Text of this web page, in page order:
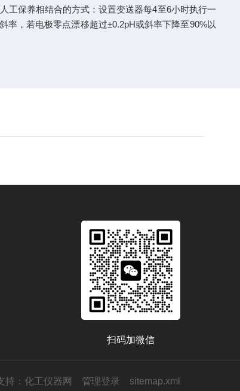
工保养相结合的方式：设置变送器每4至6小时执行一
率，若电极零点漂移超过±0.2pH或斜率下降至90%以
扫码加微信
持： 化工仪器网 管理登录 sitemap.xml